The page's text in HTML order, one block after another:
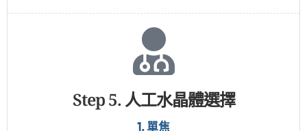
Step 4. 白內障手術方式